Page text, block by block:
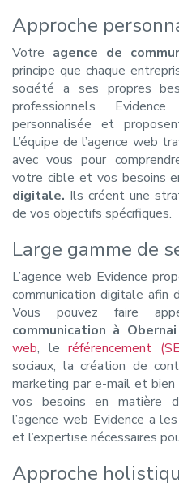
Approche
Votre agence de
principe que chaque
société a ses propres
professionnels
personnalisée et
L’équipe de l’agence web
avec vous pour
votre cible et vos besoins
digitale. Ils créent une
de vos objectifs spécifiques.
Large gamme de
L’agence web Evidence
communication digitale afin
Vous pouvez faire
communication à Obernai
web, leréférencement
sociaux, la création de
marketing par e-mail et
vos besoins en matière
l’agence web Evidence a
et l’expertise nécessaires
Approche